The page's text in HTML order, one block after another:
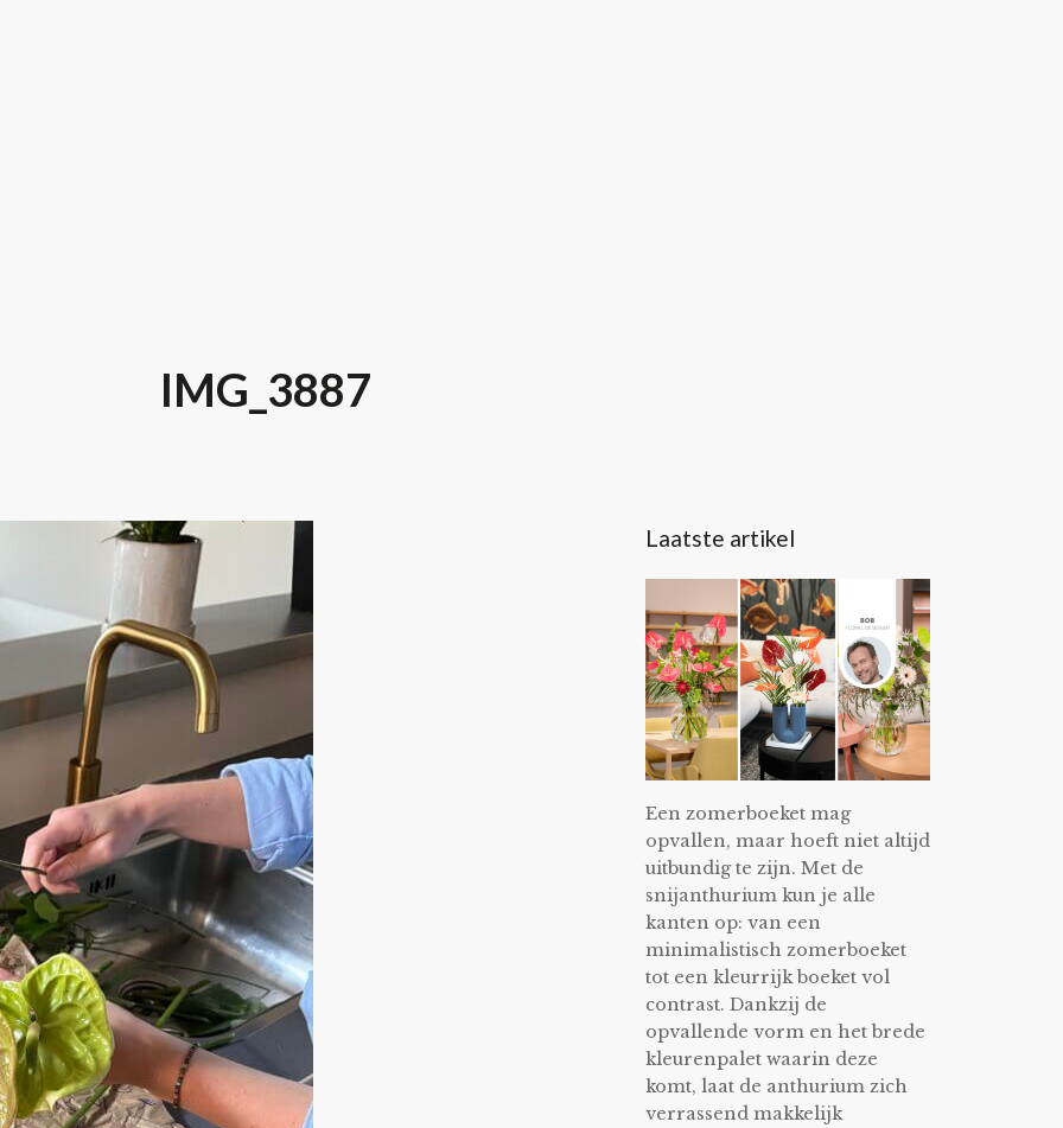
IMG_3887
Laatste artikel
Een zomerboeket mag
opvallen, maar hoeft niet altijd
uitbundig te zijn. Met de
snijanthurium kun je alle
kanten op: van een
minimalistisch zomerboeket
tot een kleurrijk boeket vol
contrast. Dankzij de
opvallende vorm en het brede
kleurenpalet waarin deze
komt, laat de anthurium zich
verrassend makkelijk